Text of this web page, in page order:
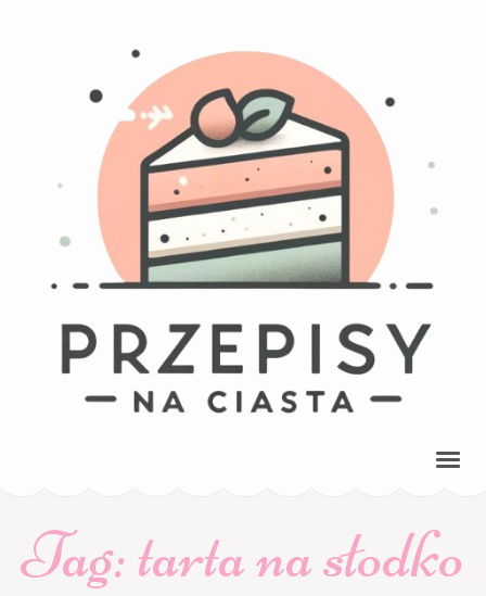
Tag:tarta na słodko